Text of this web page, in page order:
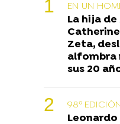
EN UN
La hija
Zeta,
alfombra
sus 20
98º
Leonardo